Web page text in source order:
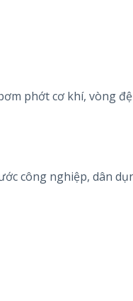
phớt cơ khí, vòng
công nghiệp, dân